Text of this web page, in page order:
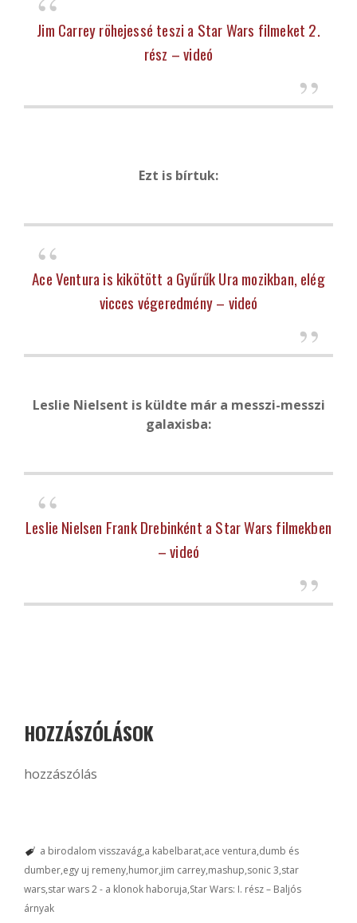
Jim Carrey röhejessé teszi a Star Wars filmeket 2.
rész – videó
Ezt is bírtuk:
Ace Ventura is kikötött a Gyűrűk Ura mozikban, elég
vicces végeredmény – videó
Leslie Nielsent is küldte már a messzi-messzi
galaxisba:
Leslie Nielsen Frank Drebinként a Star Wars filmekben
– videó
HOZZÁSZÓLÁSOK
hozzászólás
a birodalom visszavág a kabelbarat ace ventura dumb és
dumber egy uj remeny humor jim carrey mashup sonic 3 star
wars star wars 2 - a klonok haboruja Star Wars: I. rész – Baljós
árnyak